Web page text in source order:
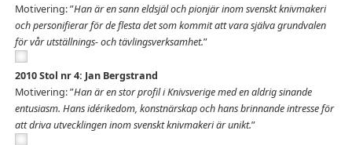
Motivering: ”Han är en sann eldsjäl och pionjär inom svenskt knivmakeri
och personifierar för de flesta det som kommit att vara själva grundvalen
för vår utställnings- och tävlingsverksamhet.”
2010 Stol nr 4: Jan Bergstrand
Motivering: ”Han är en stor profil i Knivsverige med en aldrig sinande
entusiasm. Hans idérikedom, konstnärskap och hans brinnande intresse för
att driva utvecklingen inom svenskt knivmakeri är unikt.”